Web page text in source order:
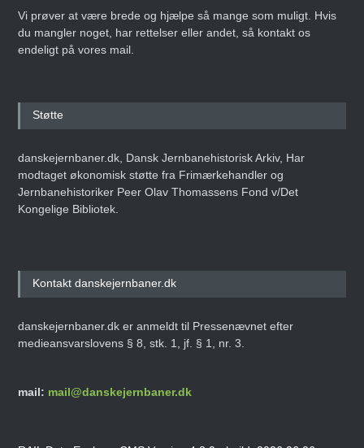
Vi prøver at være brede og hjælpe så mange som muligt. Hvis
du mangler noget, har rettelser eller andet, så kontakt os
endeligt på vores mail.
Støtte
danskejernbaner.dk, Dansk Jernbanehistorisk Arkiv, Har
modtaget økonomisk støtte fra Frimærkehandler og
Jernbanehistoriker Peer Olav Thomassens Fond v/Det
Kongelige Bibliotek.
Kontakt danskejernbaner.dk
danskejernbaner.dk er anmeldt til Pressenævnet efter
medieansvarslovens § 8, stk. 1, jf. § 1, nr. 3.
mail: mail@danskejernbaner.dk